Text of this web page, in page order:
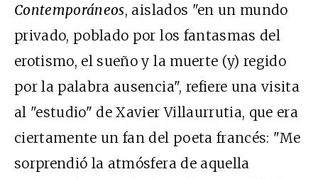
Contemporáneos, aislados "en un mundo
privado, poblado por los fantasmas del
erotismo, el sueño y la muerte (y) regido
por la palabra ausencia", refiere una visita
al "estudio" de Xavier Villaurrutia, que era
ciertamente un fan del poeta francés: "Me
sorprendió la atmósfera de aquella